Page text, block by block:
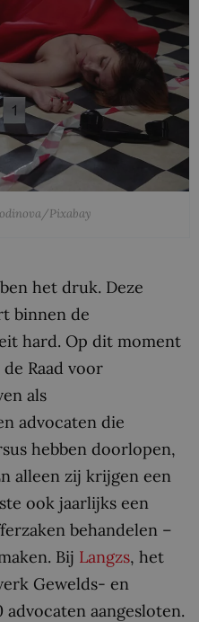
Pixabay
het druk. Deze
binnen de
hard. Op dit moment
Raad voor
als
advocaten die
hebben doorlopen,
alleen zij krijgen een
ook jaarlijks een
behandelen –
Bij Langzs, het
Gewelds- en
aangesloten.